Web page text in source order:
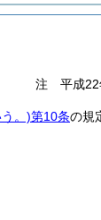
注 平成22
。)第10条の規